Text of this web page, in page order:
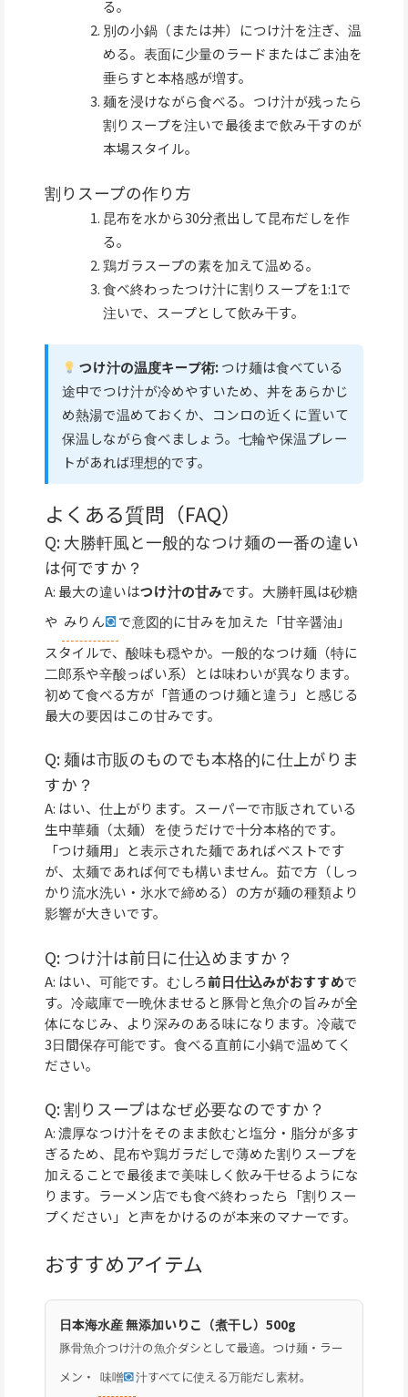
る。
別の小鍋（または丼）につけ汁を注ぎ、温
める。表面に少量のラードまたはごま油を
垂らすと本格感が増す。
麺を浸けながら食べる。つけ汁が残ったら
割りスープを注いで最後まで飲み干すのが
本場スタイル。
割りスープの作り方
昆布を水から30分煮出して昆布だしを作
る。
鶏ガラスープの素を加えて温める。
食べ終わったつけ汁に割りスープを1:1で
注いで、スープとして飲み干す。
つけ汁の温度キープ術:つけ麺は食べている
途中でつけ汁が冷めやすいため、丼をあらかじ
め熱湯で温めておくか、コンロの近くに置いて
保温しながら食べましょう。七輪や保温プレー
トがあれば理想的です。
よくある質問（FAQ）
Q: 大勝軒風と一般的なつけ麺の一番の違い
は何ですか？
A: 最大の違いはつけ汁の甘みです。大勝軒風は砂糖
や みりん
で意図的に甘みを加えた「甘辛醤油」
スタイルで、酸味も穏やか。一般的なつけ麺（特に
二郎系や辛酸っぱい系）とは味わいが異なります。
初めて食べる方が「普通のつけ麺と違う」と感じる
最大の要因はこの甘みです。
Q: 麺は市販のものでも本格的に仕上がりま
すか？
A: はい、仕上がります。スーパーで市販されている
生中華麺（太麺）を使うだけで十分本格的です。
「つけ麺用」と表示された麺であればベストです
が、太麺であれば何でも構いません。茹で方（しっ
かり流水洗い・氷水で締める）の方が麺の種類より
影響が大きいです。
Q: つけ汁は前日に仕込めますか？
A: はい、可能です。むしろ前日仕込みがおすすめで
す。冷蔵庫で一晩休ませると豚骨と魚介の旨みが全
体になじみ、より深みのある味になります。冷蔵で
3日間保存可能です。食べる直前に小鍋で温めてく
ださい。
Q: 割りスープはなぜ必要なのですか？
A: 濃厚なつけ汁をそのまま飲むと塩分・脂分が多す
ぎるため、昆布や鶏ガラだしで薄めた割りスープを
加えることで最後まで美味しく飲み干せるようにな
ります。ラーメン店でも食べ終わったら「割りスー
プください」と声をかけるのが本来のマナーです。
おすすめアイテム
日本海水産 無添加いりこ（煮干し）500g
豚骨魚介つけ汁の魚介ダシとして最適。つけ麺・ラー
メン・ 味噌 汁すべてに使える万能だし素材。